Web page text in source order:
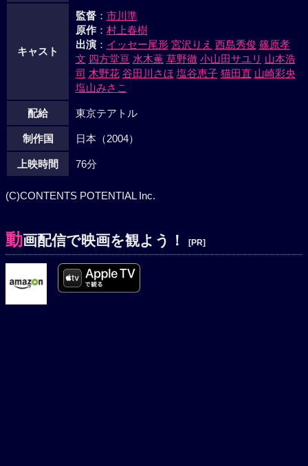
キャスト
監督： 市川準
原作： 村上春樹
出演： イッセー尾形 宮沢りえ 西島秀俊 篠原孝
文 四方堂亘 水木薫 草野徹 小山田サユリ 山本浩
司 木野花 谷田川さほ 塩谷恵子 猫田直 山崎彩央
塩山みさこ
配給 東京テアトル
制作国 日本（2004）
上映時間 76分
(C)CONTENTS POTENTIAL Inc.
動画配信で映画を観よう！ [PR]